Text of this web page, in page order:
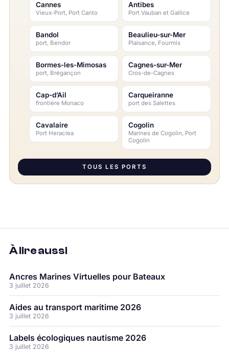
Cannes
Vieux-Port, Port Canto
Antibes
Port Vauban et Gallice
Bandol
port, Bendor
Beaulieu-sur-Mer
Plaisance, Fourmis
Bormes-les-Mimosas
port, Brégançon
Cagnes-sur-Mer
Cros-de-Cagnes
Cap-d’Ail
frontière Monaco
Carqueiranne
port des Salettes
Cavalaire
Port Heraclea
Cogolin
Marines de Cogolin, Port
Cogolin
TOUS LES PORTS
À lire aussi
Ancres Marines Virtuelles pour Bateaux
3 juillet 2026
Aides au transport maritime 2026
3 juillet 2026
Labels écologiques nautisme 2026
3 juillet 2026